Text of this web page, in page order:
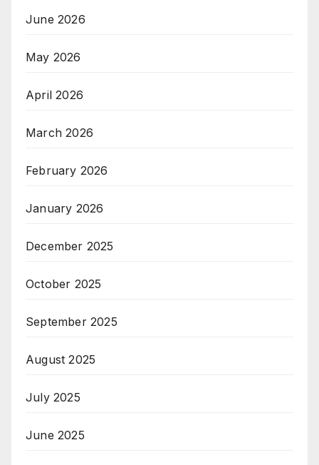
June 2026
May 2026
April 2026
March 2026
February 2026
January 2026
December 2025
October 2025
September 2025
August 2025
July 2025
June 2025